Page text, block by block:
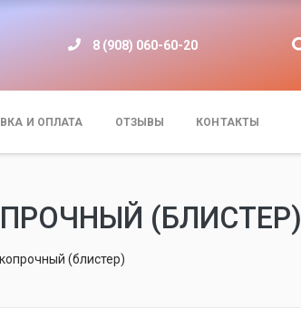
8 (908) 060-60-20
И ОПЛАТА ОТЗЫВЫ КОНТАКТЫ
(БЛИСТЕР)
(блистер)